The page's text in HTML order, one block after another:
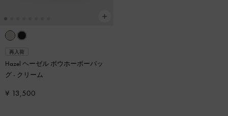
再入荷
Hazel ヘーゼル ボウホーボーバッ
グ- クリーム
¥ 13,500